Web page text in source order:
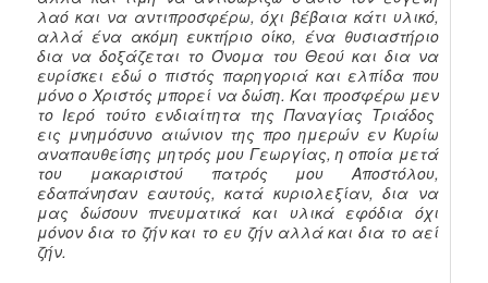
λαό και να αντιπροσφέρω, όχι βέβαια κάτι υλικό,
αλλά ένα ακόμη ευκτήριο οίκο, ένα θυσιαστήριο
δια να δοξάζεται το Όνομα του Θεού και δια να
ευρίσκει εδώ ο πιστός παρηγοριά και ελπίδα που
μόνο ο Χριστός μπορεί να δώση. Και προσφέρω μεν
το Ιερό τούτο ενδιαίτητα της Παναγίας Τριάδος
εις μνημόσυνο αιώνιον της προ ημερών εν Κυρίω
αναπαυθείσης μητρός μου Γεωργίας, η οποία μετά
του μακαριστού πατρός μου Αποστόλου,
εδαπάνησαν εαυτούς, κατά κυριολεξίαν, δια να
μας δώσουν πνευματικά και υλικά εφόδια όχι
μόνον δια το ζήν και το ευ ζήν αλλά και δια το αεί
ζήν.